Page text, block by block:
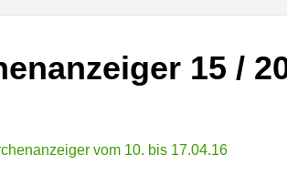
15 /
vom 10. bis 17.04.16